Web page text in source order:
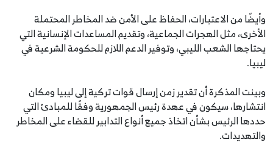
وأيضًا من الاعتبارات، الحفاظ على الأمن ضد المخاطر المحتملة
الأخرى، مثل الهجرات الجماعية، وتقديم المساعدات الإنسانية التي
يحتاجها الشعب الليبي، وتوفير الدعم اللازم للحكومة الشرعية في
ليبيا.
وبينت المذكرة أن تقدير زمن إرسال قوات تركية إلى ليبيا ومكان
انتشارها، سيكون في عهدة رئيس الجمهورية وفقًا للمبادئ التي
حددها الرئيس بشأن اتخاذ جميع أنواع التدابير للقضاء على المخاطر
والتهديدات.